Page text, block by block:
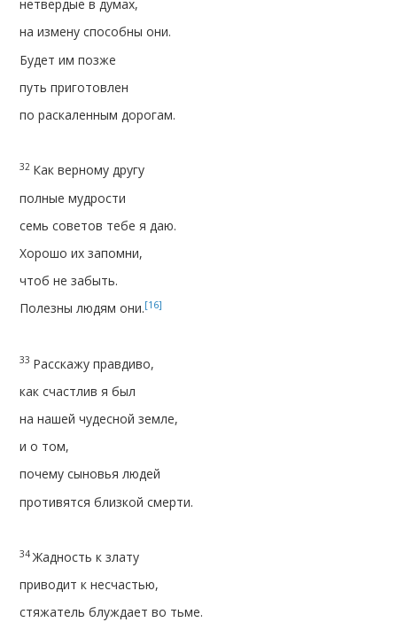
нетвердые в думах,
на измену способны они.
Будет им позже
путь приготовлен
по раскаленным дорогам.
32 Как верному другу
полные мудрости
семь советов тебе я даю.
Хорошо их запомни,
чтоб не забыть.
Полезны людям они.[16]
33 Расскажу правдиво,
как счастлив я был
на нашей чудесной земле,
и о том,
почему сыновья людей
противятся близкой смерти.
34Жадность к злату
приводит к несчастью,
стяжатель блуждает во тьме.